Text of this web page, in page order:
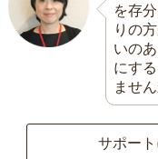
を存
りの
いの
にす
ませ
サポー